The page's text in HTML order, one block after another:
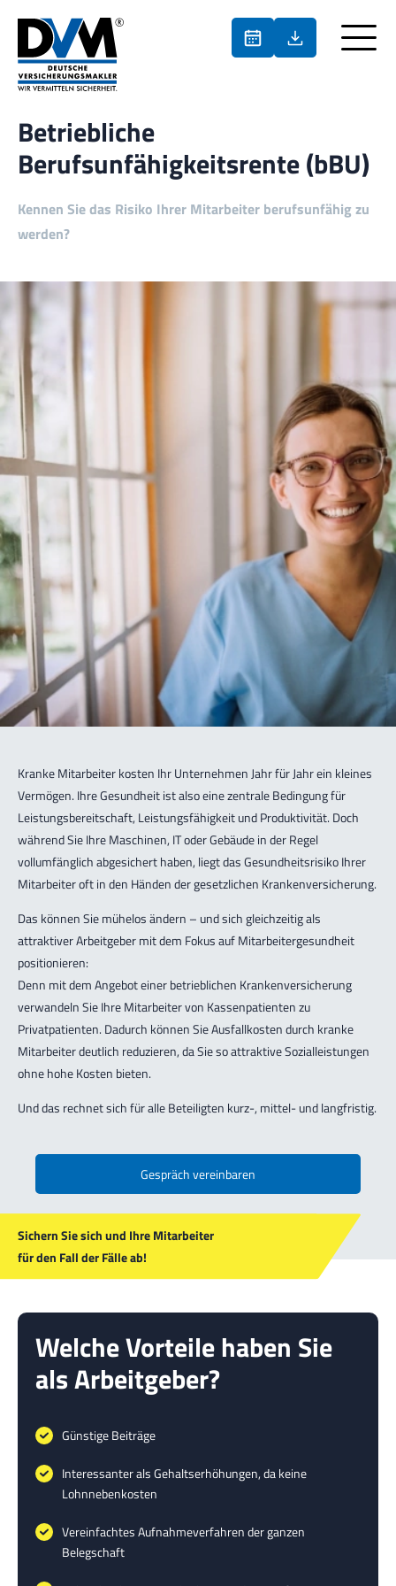
Betriebliche
Berufsunfähigkeitsrente (bBU)
Kennen Sie das Risiko Ihrer Mitarbeiter berufsunfähig zu
werden?
Unfälle
Krebs-
erkrankungen
Herz-Kreislauf
Erkrankungen
innere
Erkrankungen
8%
4% 4%
Kranke Mitarbeiter kosten Ihr Unternehmen Jahr für Jahr ein kleines
Vermögen. Ihre Gesundheit ist also eine zentrale Bedingung für
Leistungsbereitschaft, Leistungsfähigkeit und Produktivität. Doch
während Sie Ihre Maschinen, IT oder Gebäude in der Regel
vollumfänglich abgesichert haben, liegt das Gesundheitsrisiko Ihrer
Mitarbeiter oft in den Händen der gesetzlichen Krankenversicherung.
Das können Sie mühelos ändern – und sich gleichzeitig als
attraktiver Arbeitgeber mit dem Fokus auf Mitarbeitergesundheit
positionieren:
Denn mit dem Angebot einer betrieblichen Krankenversicherung
verwandeln Sie Ihre Mitarbeiter von Kassenpatienten zu
Privatpatienten. Dadurch können Sie Ausfallkosten durch kranke
Mitarbeiter deutlich reduzieren, da Sie so attraktive Sozialleistungen
ohne hohe Kosten bieten.
Und das rechnet sich für alle Beteiligten kurz-, mittel- und langfristig.
Gespräch vereinbaren
Sichern Sie sich und Ihre Mitarbeiter
für den Fall der Fälle ab!
Welche Vorteile haben Sie
als Arbeitgeber?
Günstige Beiträge
Interessanter als Gehaltserhöhungen, da keine
Lohnnebenkosten
Vereinfachtes Aufnahmeverfahren der ganzen
Belegschaft